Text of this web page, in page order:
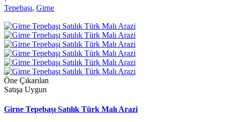
Tepebaşı, Girne
Öne Çıkarılan
Satışa Uygun
Girne Tepebaşı Satılık Türk Malı Arazi